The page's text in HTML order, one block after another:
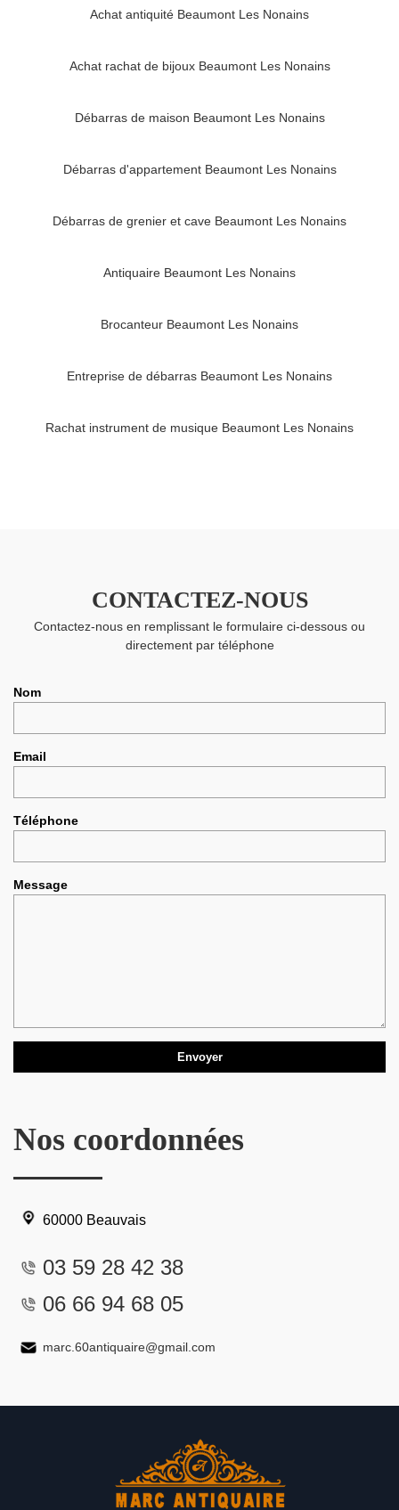
Achat antiquité Beaumont Les Nonains
Achat rachat de bijoux Beaumont Les Nonains
Débarras de maison Beaumont Les Nonains
Débarras d'appartement Beaumont Les Nonains
Débarras de grenier et cave Beaumont Les Nonains
Antiquaire Beaumont Les Nonains
Brocanteur Beaumont Les Nonains
Entreprise de débarras Beaumont Les Nonains
Rachat instrument de musique Beaumont Les Nonains
CONTACTEZ-NOUS
Contactez-nous en remplissant le formulaire ci-dessous ou
directement par téléphone
Nom
Email
Téléphone
Message
Nos coordonnées
60000 Beauvais
03 59 28 42 38
06 66 94 68 05
marc.60antiquaire@gmail.com